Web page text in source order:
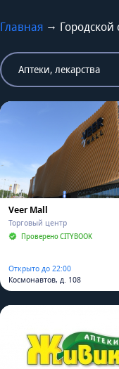
Главная →
Аптеки, лекарства
Veer Mall
Торговый центр
Проверено CITYBOOK
Открыто до 22:00
Космонавтов, д. 108